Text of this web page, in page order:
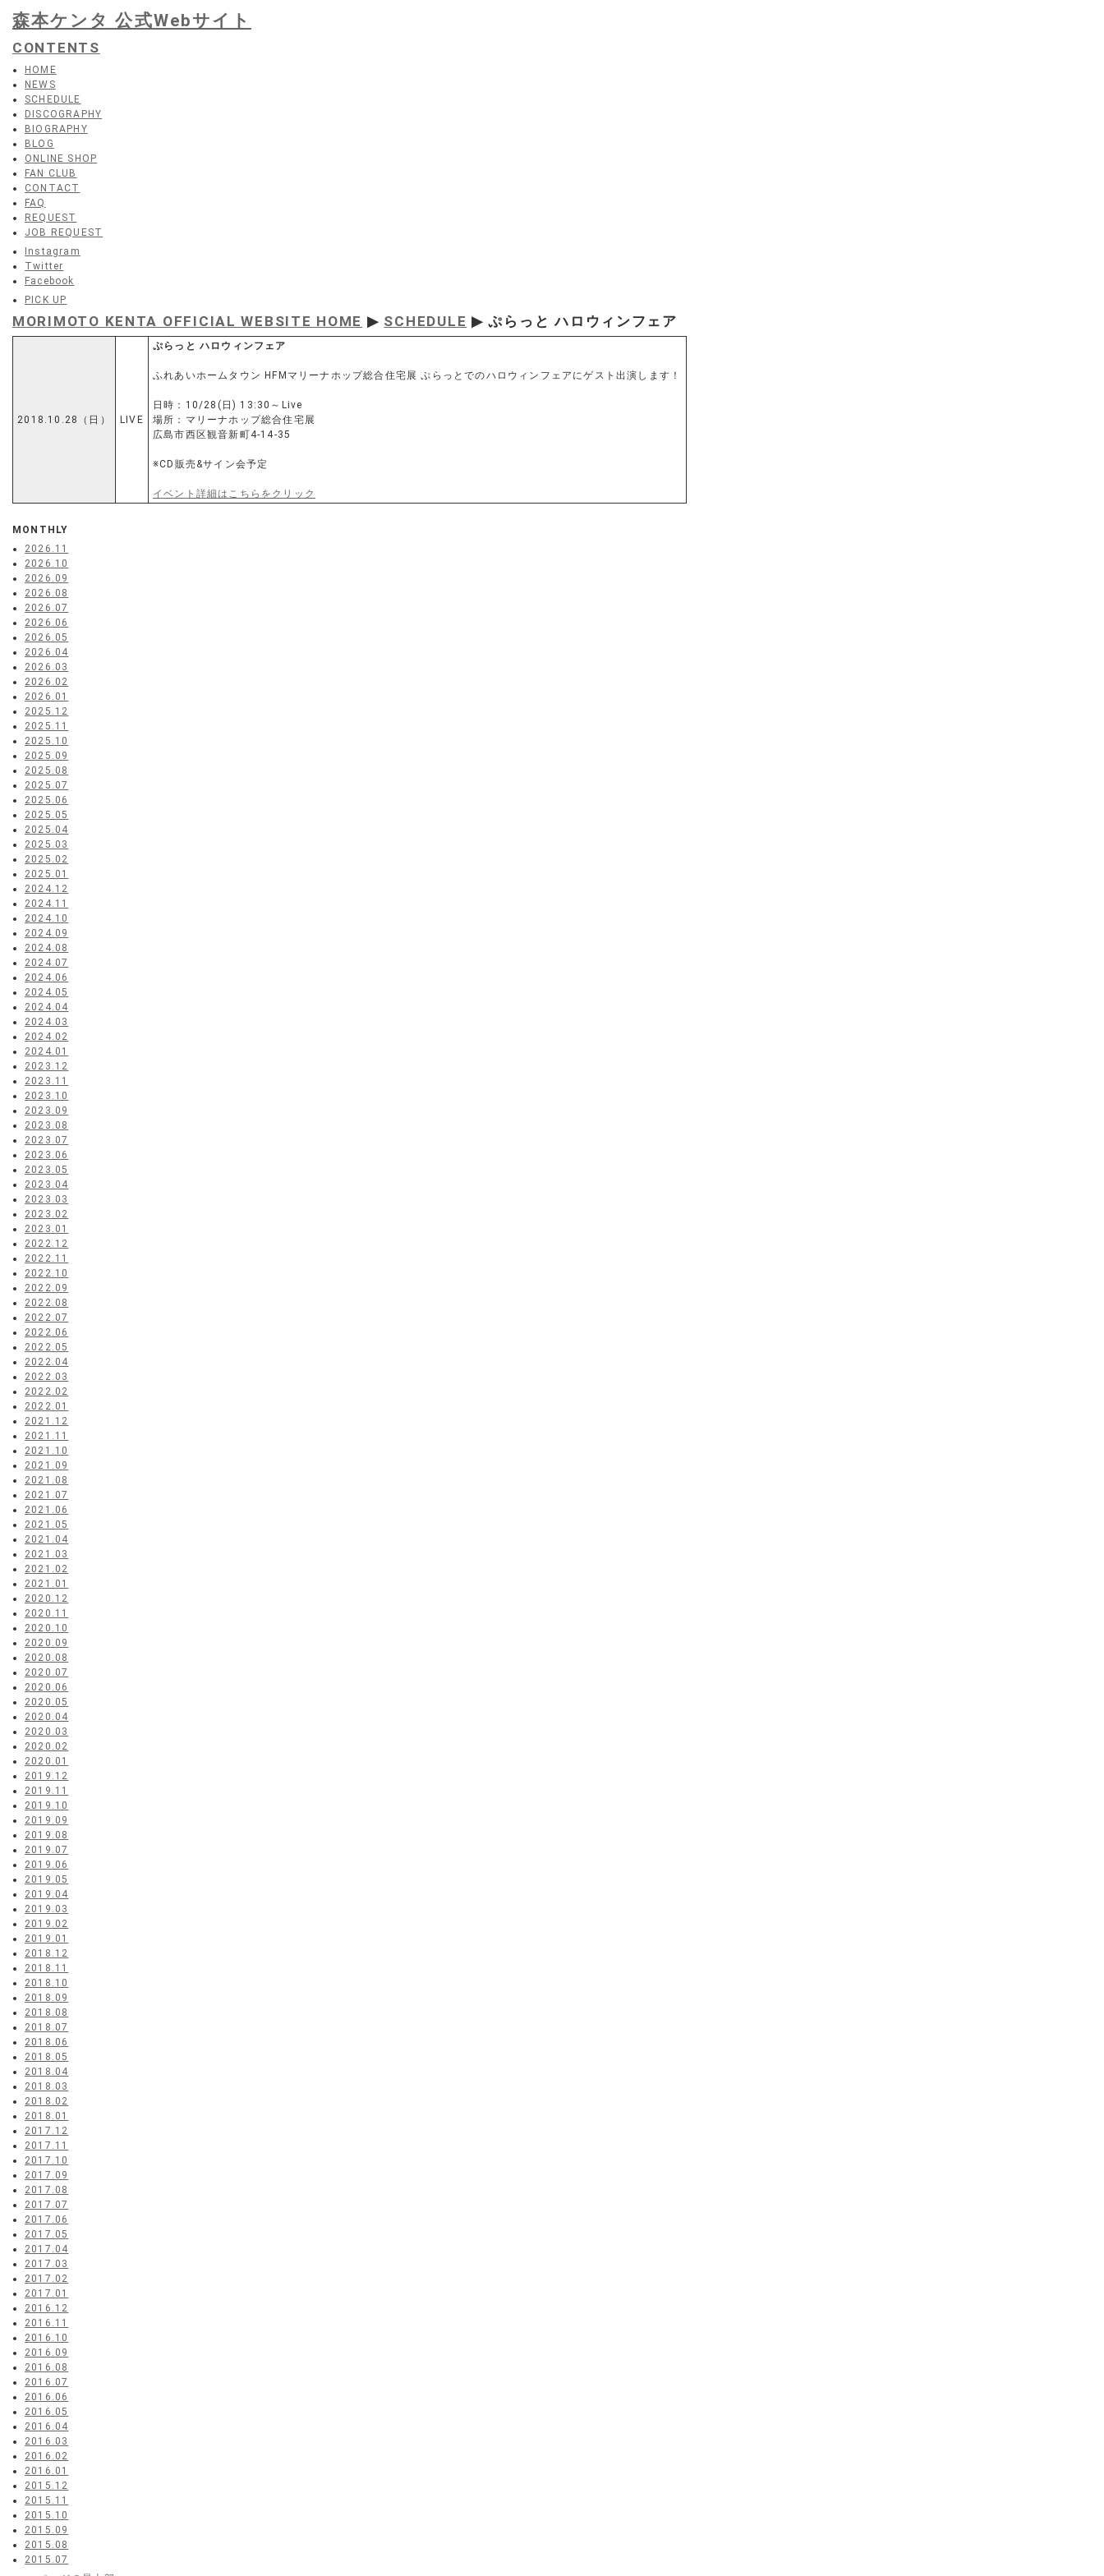
森本ケンタ 公式Webサイト
CONTENTS
HOME
NEWS
SCHEDULE
DISCOGRAPHY
BIOGRAPHY
BLOG
ONLINE SHOP
FAN CLUB
CONTACT
FAQ
REQUEST
JOB REQUEST
Instagram
Twitter
Facebook
PICK UP
MORIMOTO KENTA OFFICIAL WEBSITE HOME ▶ SCHEDULE ▶ ぷらっと ハロウィンフェア
2018.10.28（日） LIVE
ぷらっと ハロウィンフェア
ふれあいホームタウン HFMマリーナホップ総合住宅展 ぷらっとでのハロウィンフェアにゲスト出演します！
日時：10/28(日) 13:30～Live
場所：マリーナホップ総合住宅展
広島市西区観音新町4-14-35
※CD販売&サイン会予定
イベント詳細はこちらをクリック
MONTHLY
2026.11
2026.10
2026.09
2026.08
2026.07
2026.06
2026.05
2026.04
2026.03
2026.02
2026.01
2025.12
2025.11
2025.10
2025.09
2025.08
2025.07
2025.06
2025.05
2025.04
2025.03
2025.02
2025.01
2024.12
2024.11
2024.10
2024.09
2024.08
2024.07
2024.06
2024.05
2024.04
2024.03
2024.02
2024.01
2023.12
2023.11
2023.10
2023.09
2023.08
2023.07
2023.06
2023.05
2023.04
2023.03
2023.02
2023.01
2022.12
2022.11
2022.10
2022.09
2022.08
2022.07
2022.06
2022.05
2022.04
2022.03
2022.02
2022.01
2021.12
2021.11
2021.10
2021.09
2021.08
2021.07
2021.06
2021.05
2021.04
2021.03
2021.02
2021.01
2020.12
2020.11
2020.10
2020.09
2020.08
2020.07
2020.06
2020.05
2020.04
2020.03
2020.02
2020.01
2019.12
2019.11
2019.10
2019.09
2019.08
2019.07
2019.06
2019.05
2019.04
2019.03
2019.02
2019.01
2018.12
2018.11
2018.10
2018.09
2018.08
2018.07
2018.06
2018.05
2018.04
2018.03
2018.02
2018.01
2017.12
2017.11
2017.10
2017.09
2017.08
2017.07
2017.06
2017.05
2017.04
2017.03
2017.02
2017.01
2016.12
2016.11
2016.10
2016.09
2016.08
2016.07
2016.06
2016.05
2016.04
2016.03
2016.02
2016.01
2015.12
2015.11
2015.10
2015.09
2015.08
2015.07